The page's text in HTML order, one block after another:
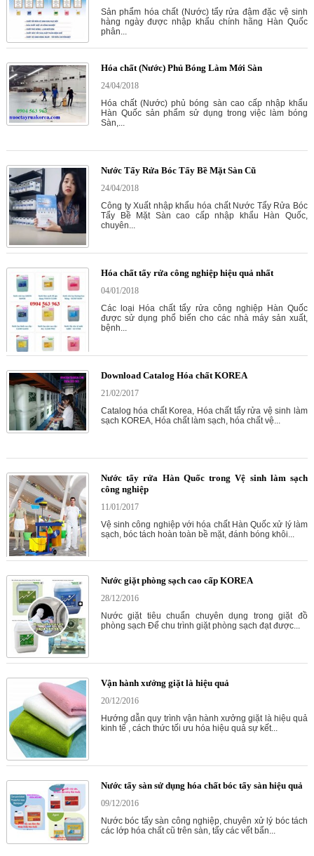
Sản phẩm hóa chất (Nước) tẩy rửa đậm đặc vệ sinh
hàng ngày được nhập khẩu chính hãng Hàn Quốc
phân...
Hóa chất (Nước) Phủ Bóng Làm Mới Sàn
24/04/2018
Hóa chất (Nước) phủ bóng sàn cao cấp nhập khẩu
Hàn Quốc sản phẩm sử dụng trong việc làm bóng
Sàn,...
Nước Tẩy Rửa Bóc Tẩy Bề Mặt Sàn Cũ
24/04/2018
Công ty Xuất nhập khẩu hóa chất Nước Tẩy Rửa Bóc
Tẩy Bề Mặt Sàn cao cấp nhập khẩu Hàn Quốc,
chuyên...
Hóa chất tẩy rửa công nghiệp hiệu quả nhất
04/01/2018
Các loại Hóa chất tẩy rửa công nghiệp Hàn Quốc
được sử dụng phổ biến cho các nhà máy sản xuất,
bệnh...
Download Catalog Hóa chất KOREA
21/02/2017
Catalog hóa chất Korea, Hóa chất tẩy rửa vệ sinh làm
sạch KOREA, Hóa chất làm sạch, hóa chất vệ...
Nước tẩy rửa Hàn Quốc trong Vệ sinh làm sạch
công nghiệp
11/01/2017
Vệ sinh công nghiệp với hóa chất Hàn Quốc xử lý làm
sạch, bóc tách hoàn toàn bề mặt, đánh bóng khôi...
Nước giặt phòng sạch cao cấp KOREA
28/12/2016
Nước giặt tiêu chuẩn chuyên dụng trong giặt đồ
phòng sạch Để chu trình giặt phòng sạch đạt được...
Vận hành xưởng giặt là hiệu quả
20/12/2016
Hướng dẫn quy trình vận hành xưởng giặt là hiệu quả
kinh tế , cách thức tối ưu hóa hiệu quả sự kết...
Nước tẩy sàn sử dụng hóa chất bóc tẩy sàn hiệu quả
09/12/2016
Nước bóc tẩy sàn công nghiệp, chuyên xử lý bóc tách
các lớp hóa chất cũ trên sàn, tẩy các vết bẩn...